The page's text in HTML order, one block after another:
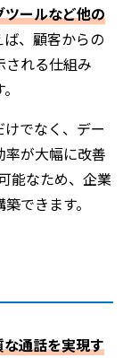
ツールなど他の
、顧客からの
される仕組み
でなく、デー
が大幅に改善
能なため、企業
できます。
な通話を実現す